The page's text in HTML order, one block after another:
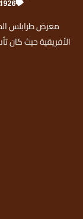
معرض طرابلس
الأفريقية حيث كان